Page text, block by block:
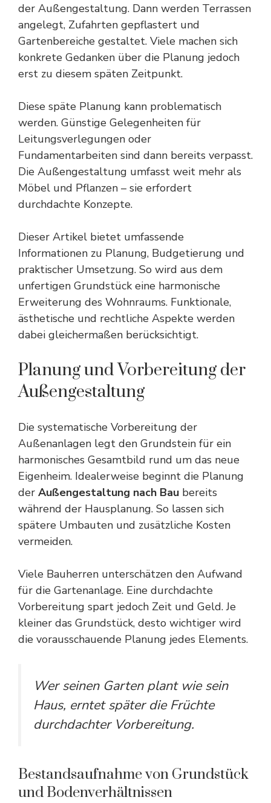
der Außengestaltung. Dann werden Terrassen
angelegt, Zufahrten gepflastert und
Gartenbereiche gestaltet. Viele machen sich
konkrete Gedanken über die Planung jedoch
erst zu diesem späten Zeitpunkt.
Diese späte Planung kann problematisch
werden. Günstige Gelegenheiten für
Leitungsverlegungen oder
Fundamentarbeiten sind dann bereits verpasst.
Die Außengestaltung umfasst weit mehr als
Möbel und Pflanzen – sie erfordert
durchdachte Konzepte.
Dieser Artikel bietet umfassende
Informationen zu Planung, Budgetierung und
praktischer Umsetzung. So wird aus dem
unfertigen Grundstück eine harmonische
Erweiterung des Wohnraums. Funktionale,
ästhetische und rechtliche Aspekte werden
dabei gleichermaßen berücksichtigt.
Planung und Vorbereitung der
Außengestaltung
Die systematische Vorbereitung der
Außenanlagen legt den Grundstein für ein
harmonisches Gesamtbild rund um das neue
Eigenheim. Idealerweise beginnt die Planung
der Außengestaltung nach Bau bereits
während der Hausplanung. So lassen sich
spätere Umbauten und zusätzliche Kosten
vermeiden.
Viele Bauherren unterschätzen den Aufwand
für die Gartenanlage. Eine durchdachte
Vorbereitung spart jedoch Zeit und Geld. Je
kleiner das Grundstück, desto wichtiger wird
die vorausschauende Planung jedes Elements.
Wer seinen Garten plant wie sein
Haus, erntet später die Früchte
durchdachter Vorbereitung.
Bestandsaufnahme von Grundstück
und Bodenverhältnissen